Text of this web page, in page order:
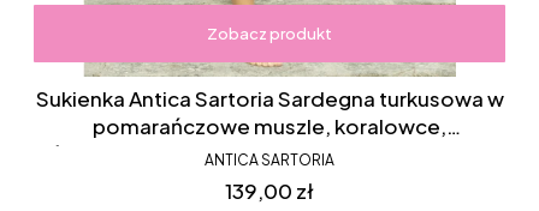
Zobacz produkt
Sukienka Antica Sartoria Sardegna turkusowa w
pomarańczowe muszle, koralowce,
śródziemnomorska, koszulowa, krótka, boki
krótsze, rozpinana, FC076
ANTICA SARTORIA
Cena
139,00 zł